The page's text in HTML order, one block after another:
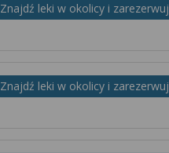
Znajdź leki w okolicy i zarezerwuj
Znajdź leki w okolicy i zarezerwuj